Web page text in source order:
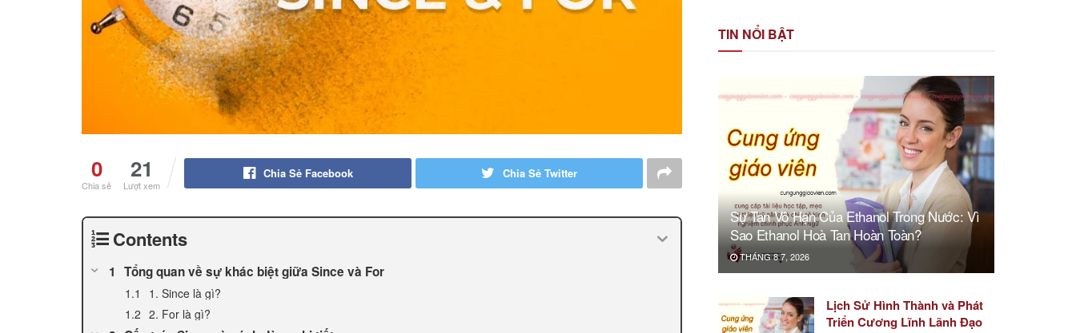
0
Chia sẻ
21
Lượt xem
Chia Sẻ Facebook Chia Sẻ Twitter
Contents
Tổng quan về sự khác biệt giữa Since và For
1. Since là gì?
2. For là gì?
TIN NỔI BẬT
Sự Tan Vô Hạn Của Ethanol Trong Nước: Vì
Sao Ethanol Hoà Tan Hoàn Toàn?
THÁNG 8 7, 2026
Lịch Sử Hình Thành và Phát
Triển Cương Lĩnh Lãnh Đạo